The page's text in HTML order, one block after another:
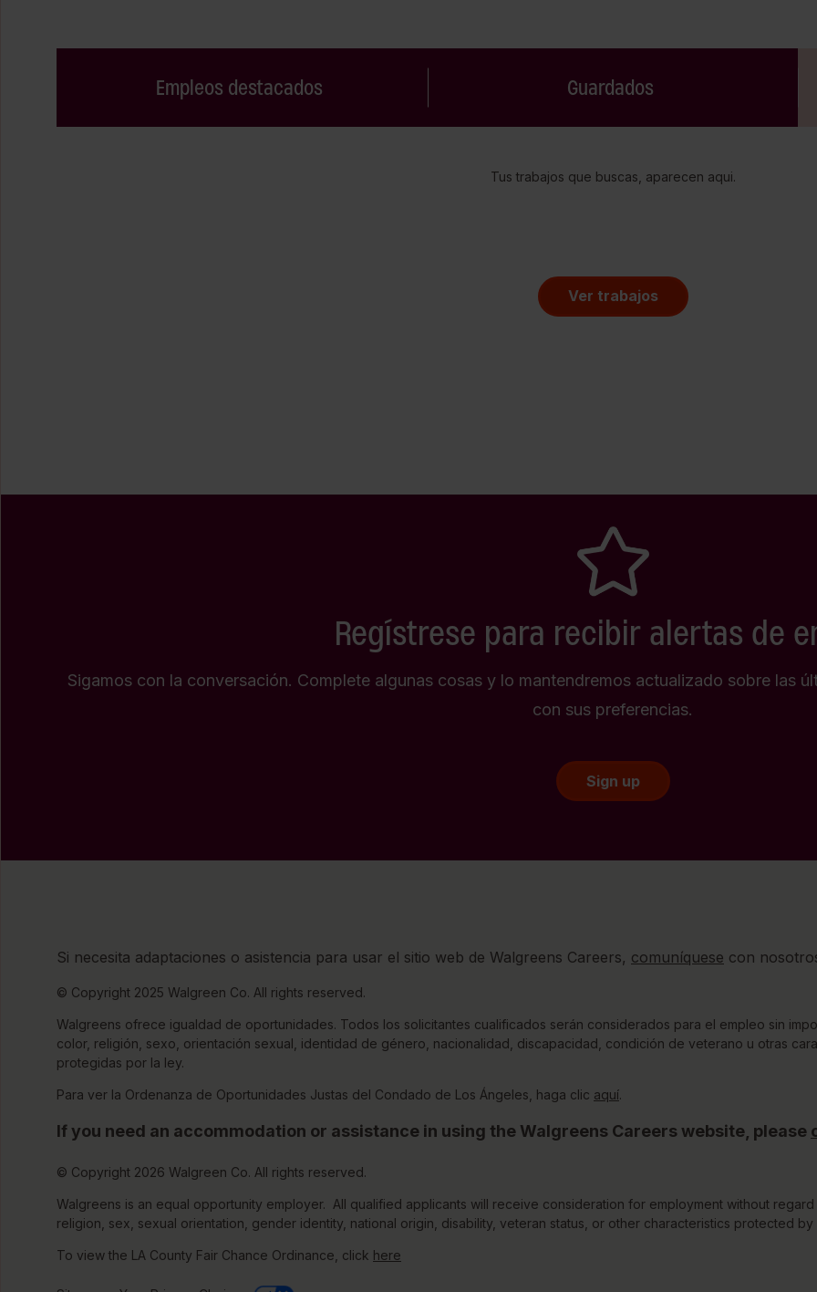
Empleos destacados Guardados
Tus trabajos que buscas, aparecen aqui.
Ver trabajos
Regístrese para recibir alertas de
Sigamos con la conversación. Complete algunas cosas y lo mantendremos actualizado sobre las
con sus preferencias.
Sign up
Si necesita adaptaciones o asistencia para usar el sitio web de Walgreens Careers, comuníquese con
© Copyright 2025 Walgreen Co. All rights reserved.
Walgreens ofrece igualdad de oportunidades. Todos los solicitantes cualificados serán considerados para el empleo sin
color, religión, sexo, orientación sexual, identidad de género, nacionalidad, discapacidad, condición de veterano u otras
protegidas por la ley.
Para ver la Ordenanza de Oportunidades Justas del Condado de Los Ángeles, haga clic aquípara ver la Ordenanza de
.
If you need an accommodation or assistance in using the Walgreens Careers website, please
© Copyright 2026 Walgreen Co. All rights reserved.
Walgreens is an equal opportunity employer. All qualified applicants will receive consideration for employment without regard
religion, sex, sexual orientation, gender identity, national origin, disability, veteran status, or other characteristics protected by
To view the LA County Fair Chance Ordinance, click here